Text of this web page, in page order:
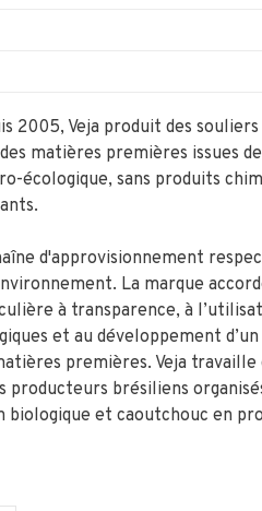
2005, Veja produit des
matières premières issues
écologique, sans produits
d'approvisionnement
La marque
à transparence, à
et au développement
premières. Veja
producteurs brésiliens
biologique et caoutchouc en